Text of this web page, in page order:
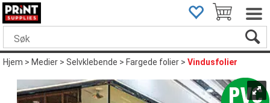
Hjem>Medier>Selvklebende>Fargede folier>Vindusfolier